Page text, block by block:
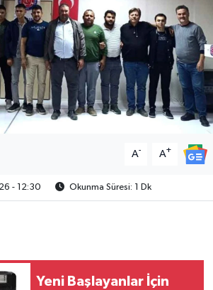
A- A+
- 12:30 Okunma Süresi: 1 Dk
Yeni Başlayanlar İçin